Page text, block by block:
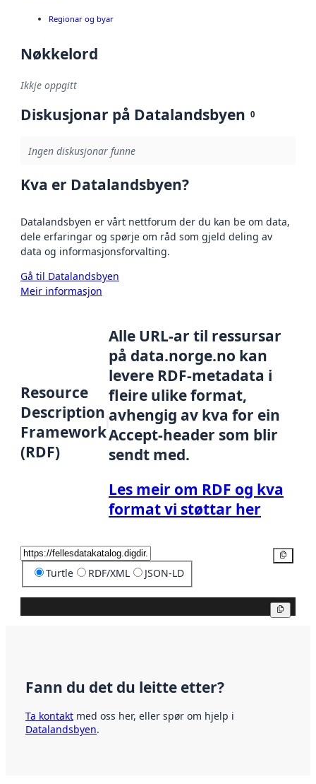
Regionar og byar
Nøkkelord
Ikkje oppgitt
Diskusjonar på Datalandsbyen 0
Ingen diskusjonar funne
Kva er Datalandsbyen?
Datalandsbyen er vårt nettforum der du kan be om data,
dele erfaringar og spørje om råd som gjeld deling av
data og informasjonsforvalting.
Gå til Datalandsbyen
Meir informasjon
Resource
Description
Framework
(RDF)
Alle URL-ar til ressursar
på data.norge.no kan
levere RDF-metadata i
fleire ulike format,
avhengig av kva for ein
Accept-header som blir
sendt med.
Les meir om RDF og kva
format vi støttar her
Turtle RDF/XML JSON-LD
Fann du det du leitte etter?
Ta kontakt med oss her, eller spør om hjelp i
Datalandsbyen.